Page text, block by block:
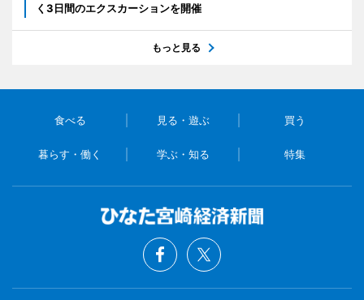
く3日間のエクスカーションを開催
もっと見る
食べる 見る・遊ぶ 買う
暮らす・働く 学ぶ・知る 特集